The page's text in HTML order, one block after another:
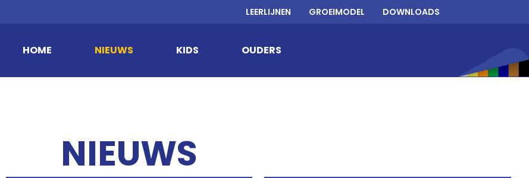
LEERLIJNEN GROEIMODEL DOWNLOADS
HOME NIEUWS KIDS OUDERS
NIEUWS